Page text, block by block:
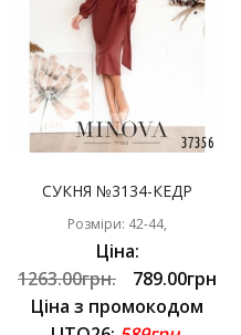
СУКНЯ №3134-КЕДР
Розміри: 42-44,
Ціна:
1263.00грн.
789.00грн
Ціна з промокодом